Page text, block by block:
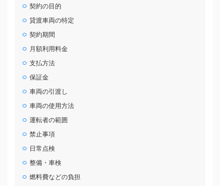
契約の目的
貸渡車両の特定
契約期間
月額利用料金
支払方法
保証金
車両の引渡し
車両の使用方法
運転者の範囲
禁止事項
日常点検
整備・車検
燃料費などの負担